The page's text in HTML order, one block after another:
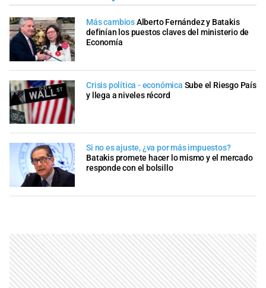
Más cambiosAlberto Fernández y Batakis
definían los puestos claves del ministerio de
Economía
Crisis política - económica Sube el Riesgo País
y llega a niveles récord
Si no es ajuste, ¿va por más impuestos?
Batakis promete hacer lo mismo y el mercado
responde con el bolsillo